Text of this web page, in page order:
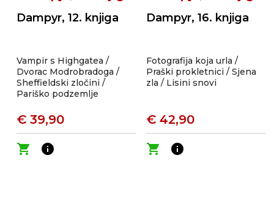
Dampyr, 12. knjiga
Vampir s Highgatea /
Dvorac Modrobradoga /
Sheffieldski zločini /
Pariško podzemlje
€ 39,90
shopping_cart
info
Dampyr, 16. knjiga
Fotografija koja urla /
Praški prokletnici / Sjena
zla / Lisini snovi
€ 42,90
shopping_cart
info